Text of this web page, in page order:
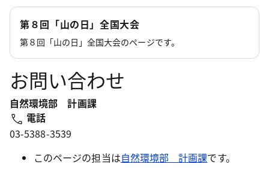
第８回「山の日」全国大会
第８回「山の日」全国大会のページです。
お問い合わせ
自然環境部 計画課
電話
03-5388-3539
このページの担当は自然環境部 計画課です。